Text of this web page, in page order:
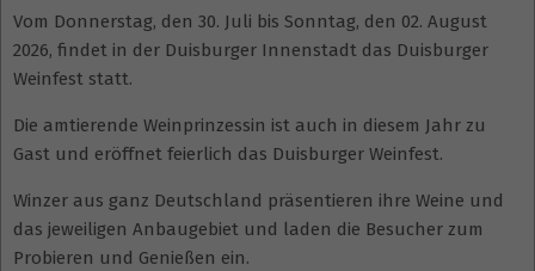
Vom Donnerstag, den 30. Juli bis Sonntag, den 02. August
2026, findet in der Duisburger Innenstadt das Duisburger
Weinfest statt.
Die amtierende Weinprinzessin ist auch in diesem Jahr zu
Gast und eröffnet feierlich das Duisburger Weinfest.
Winzer aus ganz Deutschland präsentieren ihre Weine und
das jeweiligen Anbaugebiet und laden die Besucher zum
Probieren und Genießen ein.